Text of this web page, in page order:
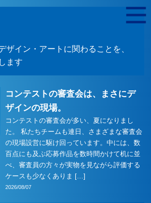
ザイン・アートに関わることを、
ます
コンテストの審査会は、まさにデ
ザインの現場。
コンテストの審査会が多い、夏になりまし
た。 私たちチームも連日、さまざまな審査会
の現場設営に駆け回っています。中には、数
百点にも及ぶ応募作品を数時間かけて机に並
べ、審査員の方々が実物を見ながら評価する
ケースも少なくありま […]
2026/08/07